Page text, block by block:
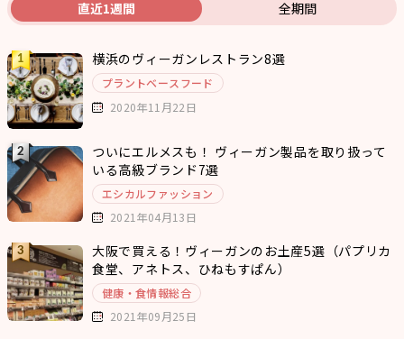
直近1週間 全期間
横浜のヴィーガンレストラン8選
プラントベースフード
2020年11月22日
ついにエルメスも！ ヴィーガン製品を取り扱って
いる高級ブランド7選
エシカルファッション
2021年04月13日
大阪で買える！ヴィーガンのお土産5選（パプリカ
食堂、アネトス、ひねもすぱん）
健康・食情報総合
2021年09月25日